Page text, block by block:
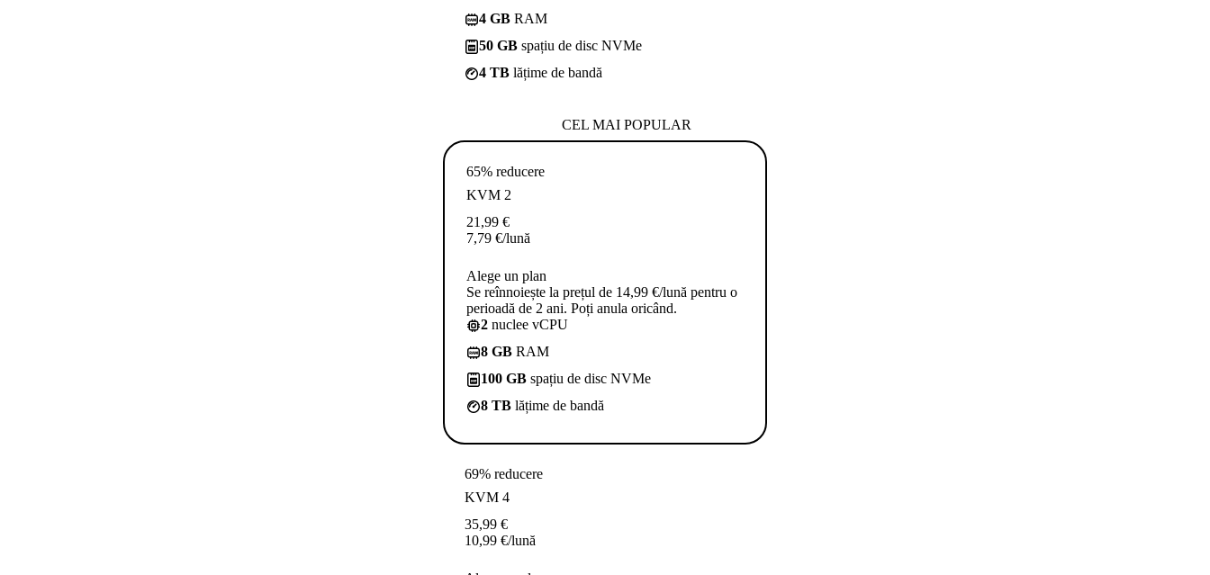
4 GB RAM
50 GB spațiu de disc NVMe
4 TB lățime de bandă
CEL MAI POPULAR
65% reducere
KVM 2
21,99 €
7,79 €/lună
Alege un plan
Se reînnoiește la prețul de 14,99 €/lună pentru o
perioadă de 2 ani. Poți anula oricând.
2 nuclee vCPU
8 GB RAM
100 GB spațiu de disc NVMe
8 TB lățime de bandă
69% reducere
KVM 4
35,99 €
10,99 €/lună